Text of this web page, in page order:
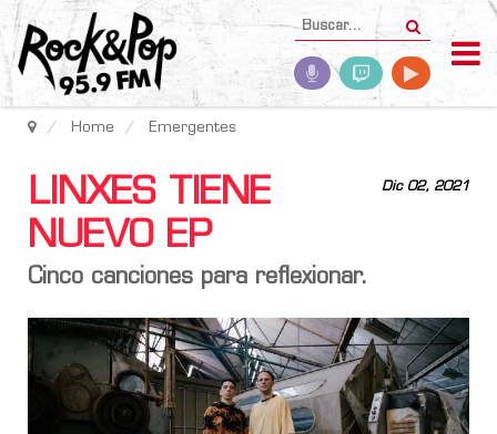
Home Emergentes
Dic 02, 2021
LINXES TIENE
NUEVO EP
Cinco canciones para reflexionar.